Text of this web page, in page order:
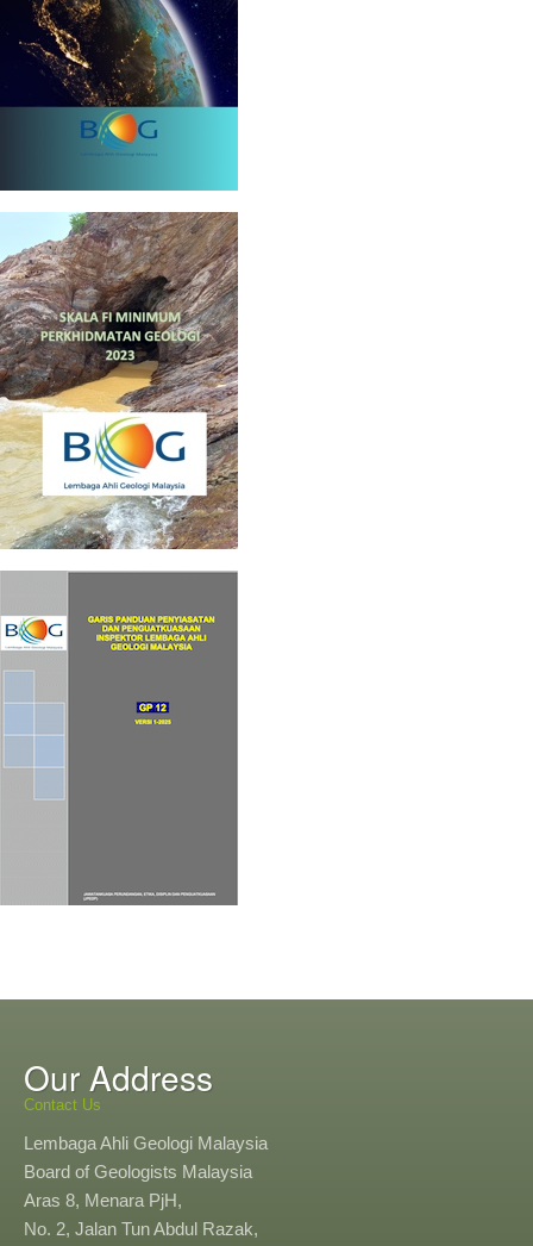
Our Address
Contact Us
Lembaga Ahli Geologi Malaysia
Board of Geologists Malaysia
Aras 8, Menara PjH,
No. 2, Jalan Tun Abdul Razak,